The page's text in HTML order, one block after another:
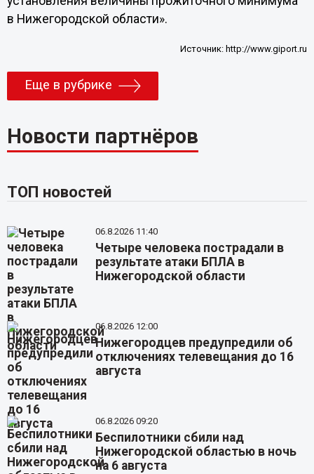
в Нижегородской области».
Источник: http://www.giport.ru
Еще в рубрике
Новости партнёров
ТОП новостей
06.8.2026 11:40
Четыре человека пострадали в
результате атаки БПЛА в
Нижегородской области
06.8.2026 12:00
Нижегородцев предупредили об
отключениях телевещания до 16
августа
06.8.2026 09:20
Беспилотники сбили над
Нижегородской областью в ночь
на 6 августа